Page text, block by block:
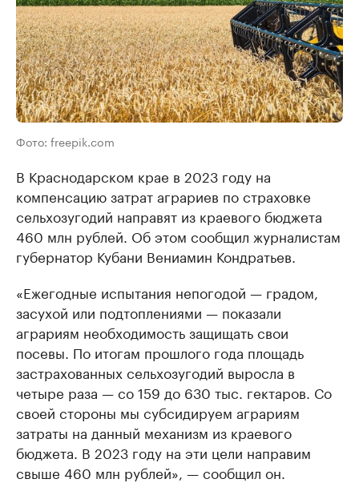
Фото: freepik.com
В Краснодарском крае в 2023 году на
компенсацию затрат аграриев по страховке
сельхозугодий направят из краевого бюджета
460 млн рублей. Об этом сообщил журналистам
губернатор Кубани Вениамин Кондратьев.
«Ежегодные испытания непогодой — градом,
засухой или подтоплениями — показали
аграриям необходимость защищать свои
посевы. По итогам прошлого года площадь
застрахованных сельхозугодий выросла в
четыре раза — со 159 до 630 тыс. гектаров. Со
своей стороны мы субсидируем аграриям
затраты на данный механизм из краевого
бюджета. В 2023 году на эти цели направим
свыше 460 млн рублей», — сообщил он.